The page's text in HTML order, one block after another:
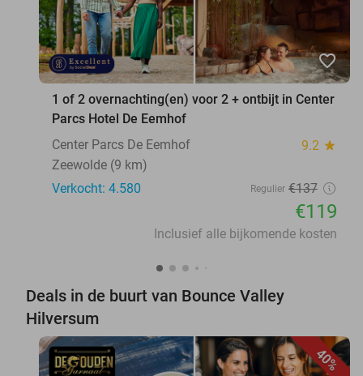
favorite_border
1 of 2 overnachting(en) voor 2 + ontbijt in Center
Parcs Hotel De Eemhof
Center Parcs De Eemhof
9.2 star
Zeewolde (9 km)
Verkocht: 4.580
Regulier €137
€119
Inclusief alle bijkomende kosten
Deals in de buurt van Bounce Valley
Hilversum
40%